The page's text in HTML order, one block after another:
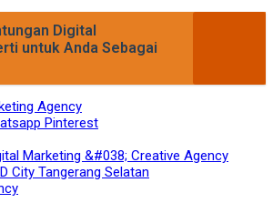
Digital
untuk Anda Sebagai
Agency
Pinterest